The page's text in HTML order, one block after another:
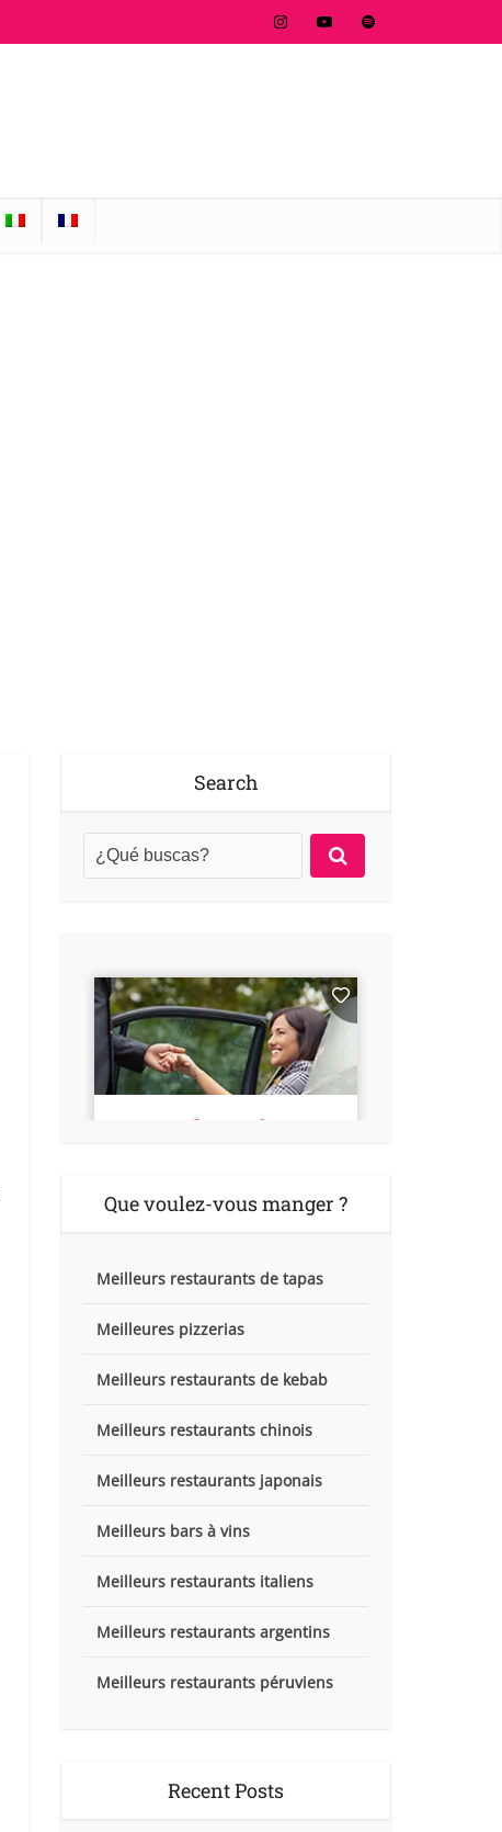
Search
Que voulez-vous manger ?
Meilleurs restaurants de tapas
Meilleures pizzerias
Meilleurs restaurants de kebab
Meilleurs restaurants chinois
Meilleurs restaurants japonais
Meilleurs bars à vins
Meilleurs restaurants italiens
Meilleurs restaurants argentins
Meilleurs restaurants péruviens
Recent Posts